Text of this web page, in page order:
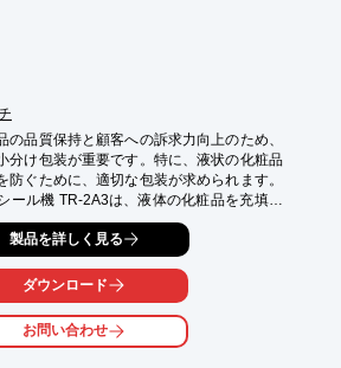
の品質保持と顧客への訴求力向上のため、
分け包装が重要です。特に、液状の化粧品
防ぐために、適切な包装が求められます。
ール機 TR-2A3は、液体の化粧品を充填し
ルを行い、簡単に小分け包装商品を作るこ
供品の小分け
などの小分け
製品を詳しく見る
ダウンロード
お問い合わせ